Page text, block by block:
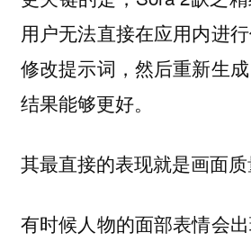
用户无法直接在应用内进
修改提示词，然后重新生
结果能够更好。
其最直接的表现就是画面质
有时候人物的面部表情会